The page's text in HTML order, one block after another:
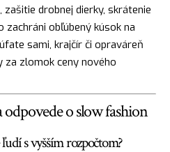
drobnej dierky, skrátenie
zachráni obľúbený kúsok na
sami, krajčír či opraváreň
za zlomok ceny nového
odpovede o slow fashion
s vyšším rozpočtom?